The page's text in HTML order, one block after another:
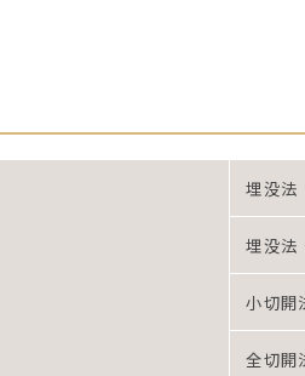
埋没法
埋没法
小切開
全切開